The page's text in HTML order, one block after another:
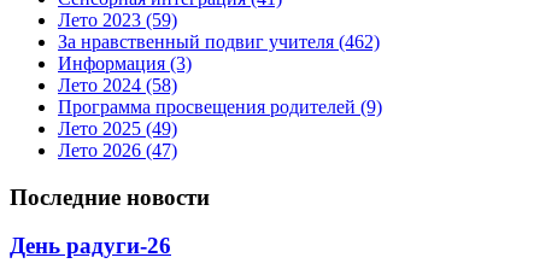
Лето 2023 (59)
За нравственный подвиг учителя (462)
Информация (3)
Лето 2024 (58)
Программа просвещения родителей (9)
Лето 2025 (49)
Лето 2026 (47)
Последние новости
День радуги-26